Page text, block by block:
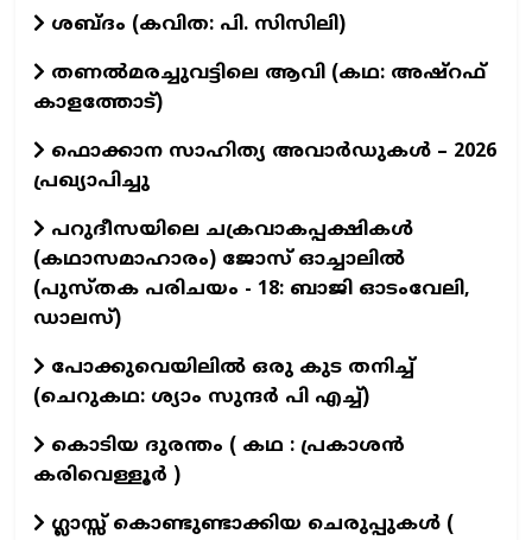
ശബ്ദം (കവിത: പി. സിസിലി)
തണൽമരച്ചുവട്ടിലെ ആവി (കഥ: അഷ്‌റഫ്
കാളത്തോട്)
ഫൊക്കാന സാഹിത്യ അവാർഡുകൾ – 2026
പ്രഖ്യാപിച്ചു
പറുദീസയിലെ ചക്രവാകപ്പക്ഷികൾ
(കഥാസമാഹാരം) ജോസ് ഓച്ചാലിൽ
(പുസ്തക പരിചയം - 18: ബാജി ഓടംവേലി,
ഡാലസ്)
പോക്കുവെയിലിൽ ഒരു കുട തനിച്ച്
(ചെറുകഥ: ശ്യാം സുന്ദര്‍ പി എച്ച്)
കൊടിയ ദുരന്തം ( കഥ : പ്രകാശൻ
കരിവെള്ളൂർ )
ഗ്ലാസ്സ് കൊണ്ടുണ്ടാക്കിയ ചെരുപ്പുകൾ (